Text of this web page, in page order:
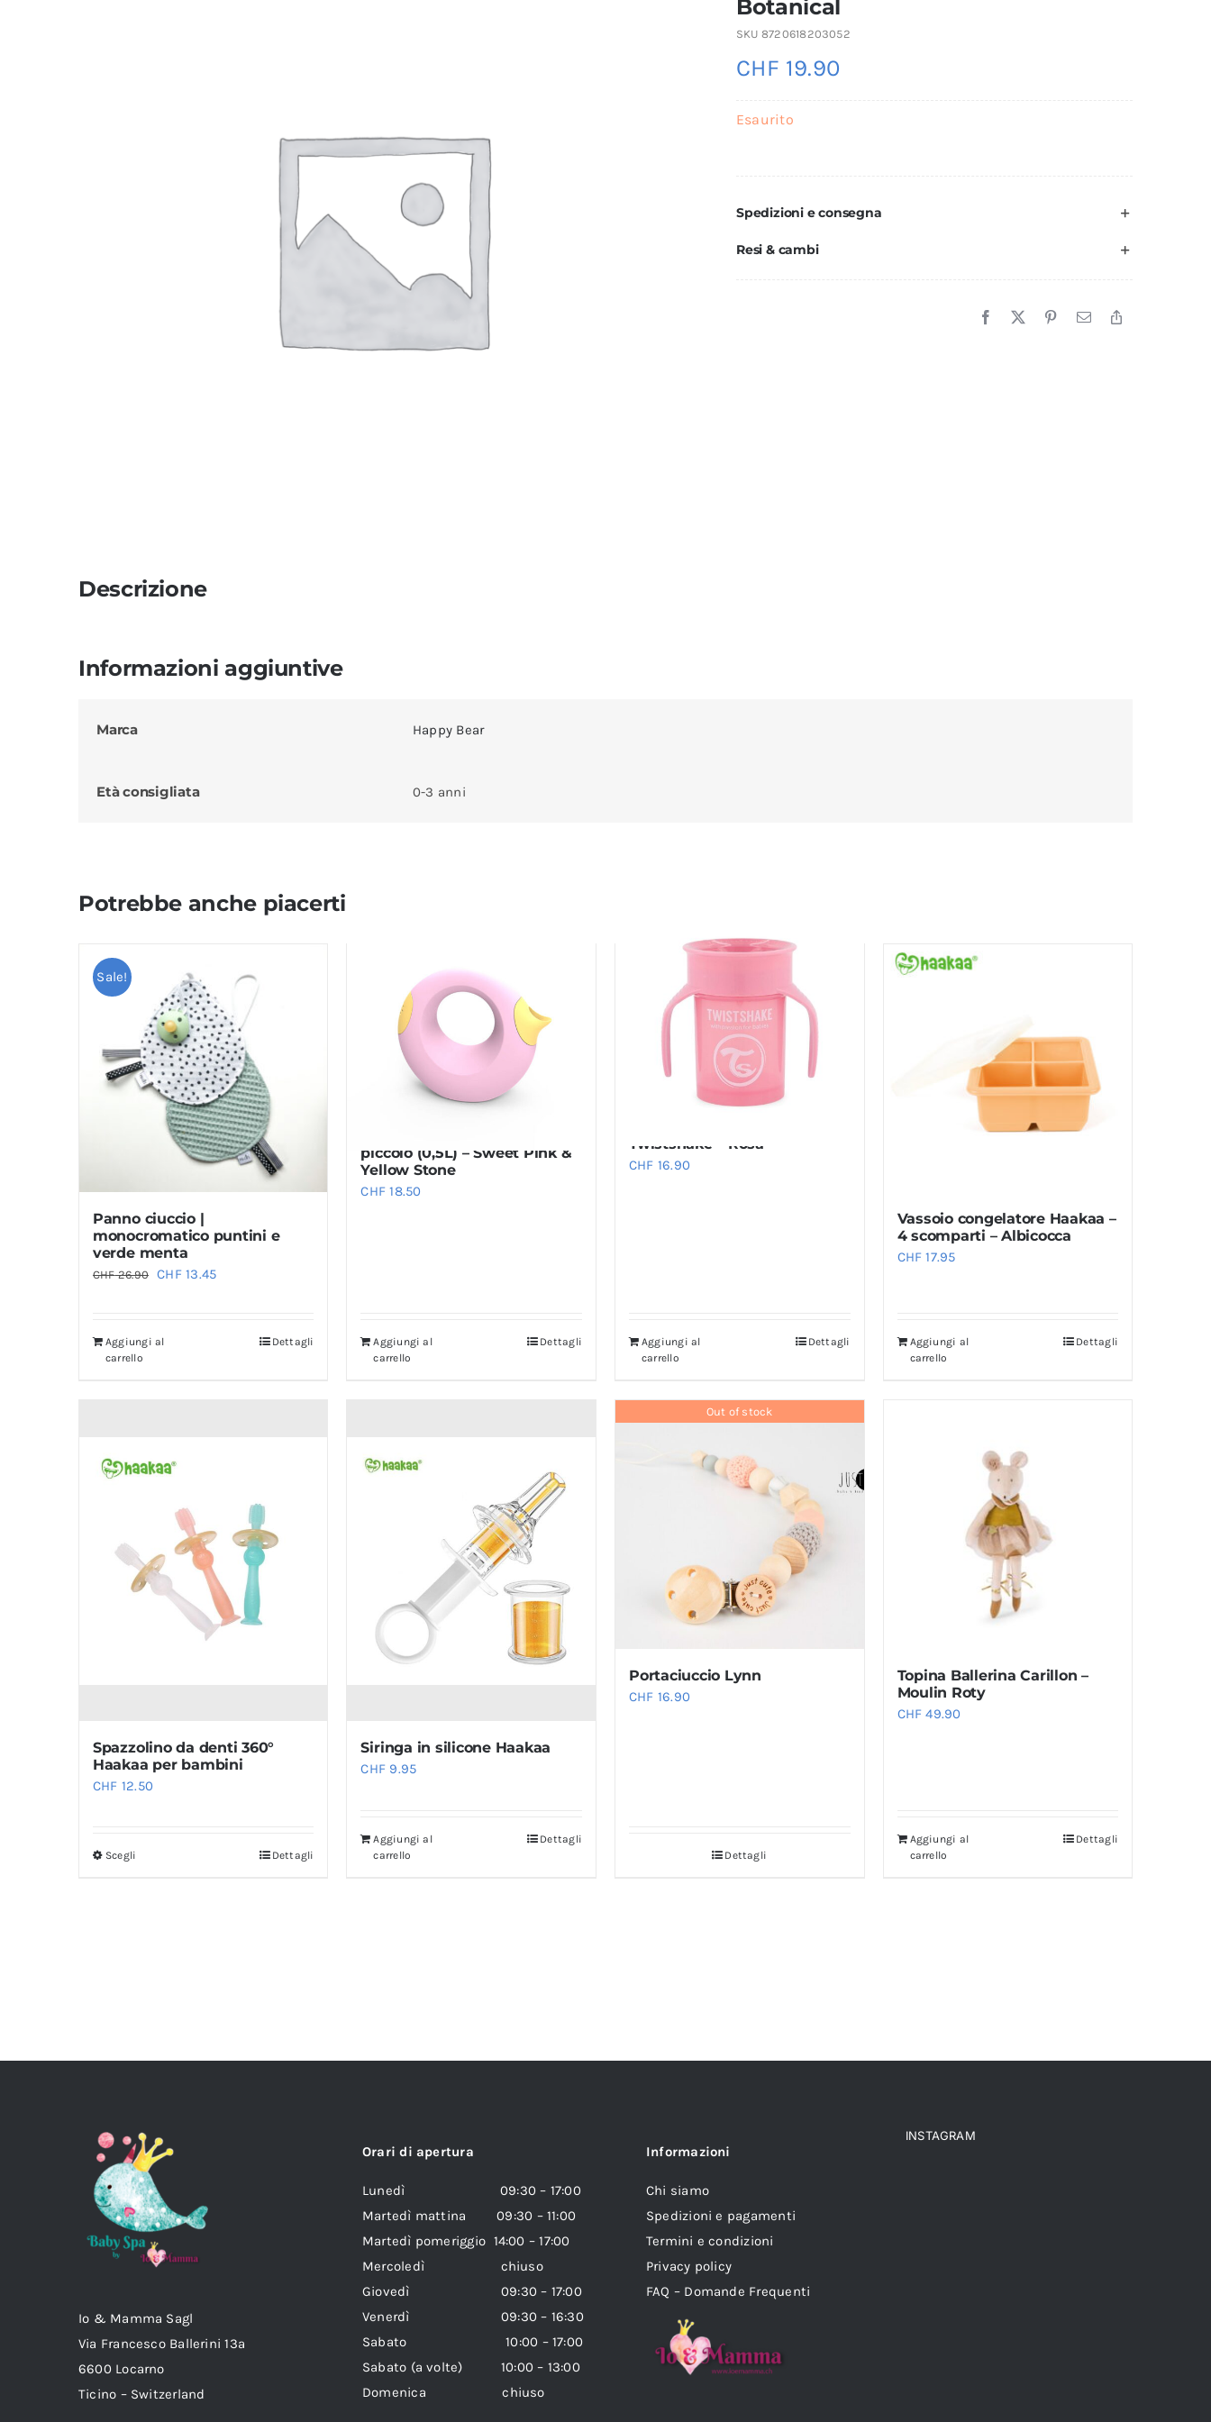
Botanical
SKU 8720618203052
CHF 19.90
Esaurito
Spedizioni e consegna
Resi & cambi
Descrizione
Informazioni aggiuntive
Marca Happy Bear
Età consigliata 0-3 anni
Potrebbe anche piacerti
Sale!
Panno ciuccio |
monocromatico puntini e
verde menta
CHF26.90 Il
era:
CHF13.45Il
Aggiungi al
carrello
Dettagli
piccolo (0,5L) – Sweet Pink &
Yellow Stone
CHF 18.50
Aggiungi al
carrello
Dettagli
Twistshake – Rosa
CHF 16.90
Aggiungi al
carrello
Dettagli
Vassoio congelatore Haakaa –
4 scomparti – Albicocca
CHF 17.95
Aggiungi al
carrello
Dettagli
Spazzolino da denti 360°
Haakaa per bambini
CHF 12.50
Scegli
essere
pagina
del
prodotto
Dettagli
Siringa in silicone Haakaa
CHF 9.95
Aggiungi al
carrello
Dettagli
Out of stock
Portaciuccio Lynn
CHF 16.90
Dettagli
Topina Ballerina Carillon –
Moulin Roty
CHF 49.90
Aggiungi al
carrello
Dettagli
Io & Mamma Sagl
Via Francesco Ballerini 13a
6600 Locarno
Ticino – Switzerland
Orari di apertura
Lunedì 09:30 – 17:00
Martedì mattina 09:30 – 11:00
Martedì pomeriggio 14:00 – 17:00
Mercoledì chiuso
Giovedì 09:30 – 17:00
Venerdì 09:30 – 16:30
Sabato 10:00 – 17:00
Sabato (a volte) 10:00 – 13:00
Domenica chiuso
Informazioni
Chi siamo
Spedizioni e pagamenti
Termini e condizioni
Privacy policy
FAQ – Domande Frequenti
INSTAGRAM